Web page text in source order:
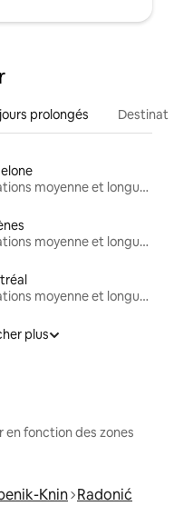
prolongés
Locations moyenne et longue durée
Locations moyenne et longue durée
Locations moyenne et longue durée
plus
en fonction des zones
Knin Radonić